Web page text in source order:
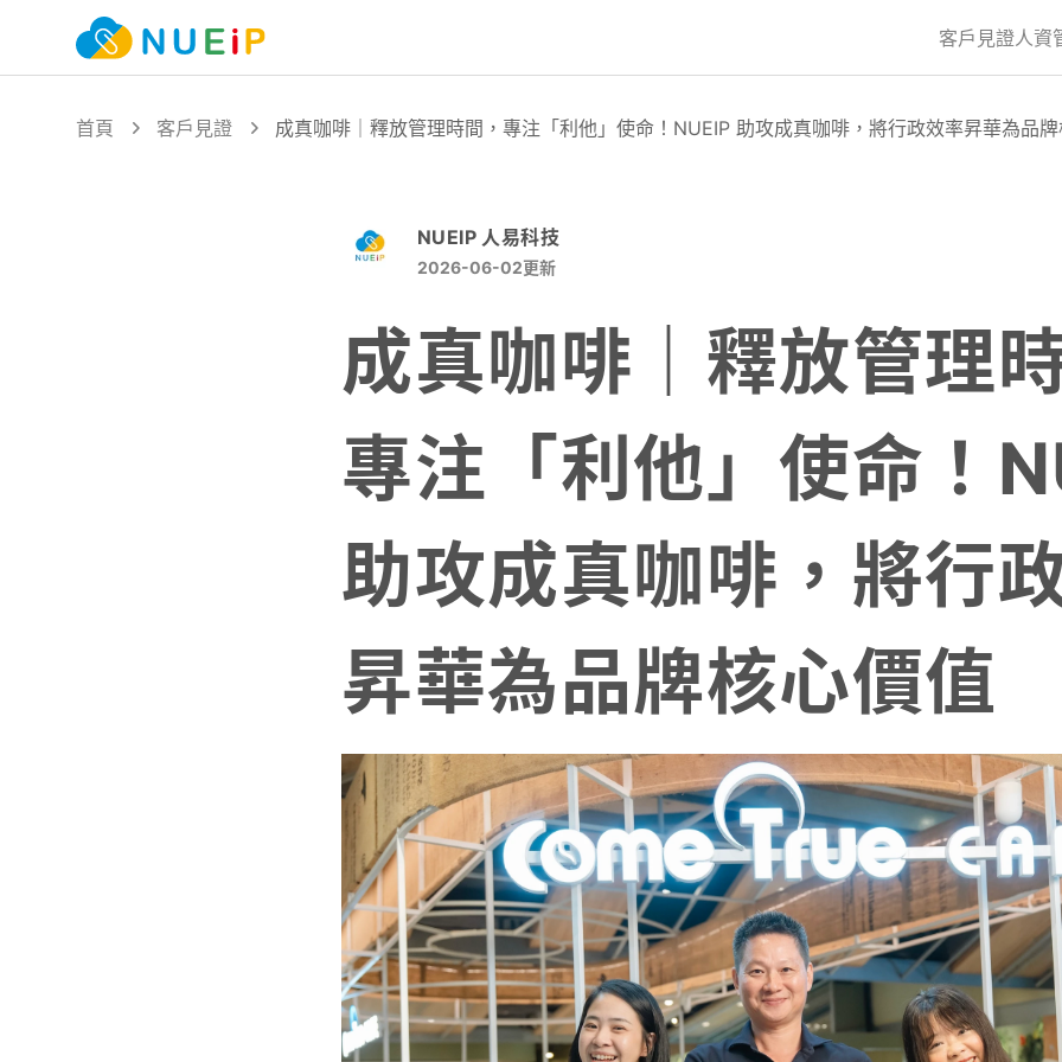
客戶見證人資
首頁 客戶見證 成真咖啡｜釋放管理時間，專注「利他」使命！NUEIP 助攻成真咖啡，將行政效率昇華為品
NUEIP 人易科技
2026-06-02更新
成真咖啡｜釋放管理
專注「利他」使命！
助攻成真咖啡，將行
昇華為品牌核心價值